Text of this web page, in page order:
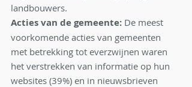
landbouwers.
Acties van de gemeente: De meest
voorkomende acties van gemeenten
met betrekking tot everzwijnen waren
het verstrekken van informatie op hun
websites (39%) en in nieuwsbrieven